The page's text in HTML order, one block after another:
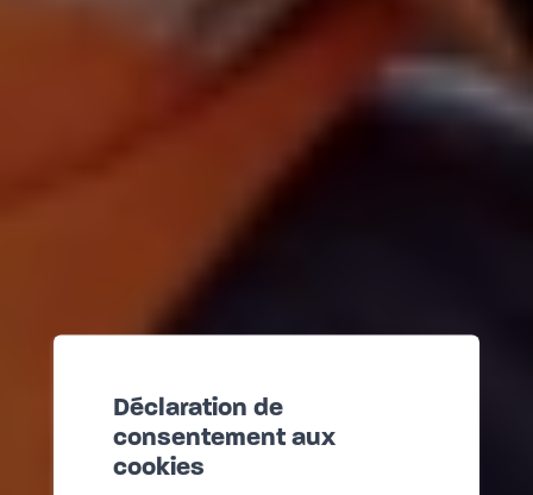
Déclaration de
consentement aux
cookies